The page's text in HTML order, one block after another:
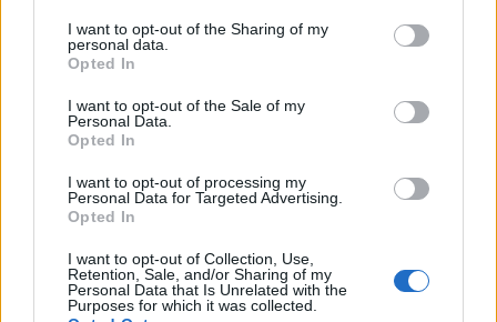
not limited to your visit or usage behaviour. You may click to
grant or deny consent to Google and its third-party tags to
use your data for below specified purposes in below Google
consent section.
I want to opt-out of the Sharing of my
personal data.
Opted In
I want to opt-out of the Sale of my
Personal Data.
Opted In
I want to opt-out of processing my
Personal Data for Targeted Advertising.
Opted In
I want to opt-out of Collection, Use,
Retention, Sale, and/or Sharing of my
Personal Data that Is Unrelated with the
Purposes for which it was collected.
Vasárnap Nógrádot is eléri a legmagasabb
figyelmeztetés
MAGYAR ÉPÍTŐK